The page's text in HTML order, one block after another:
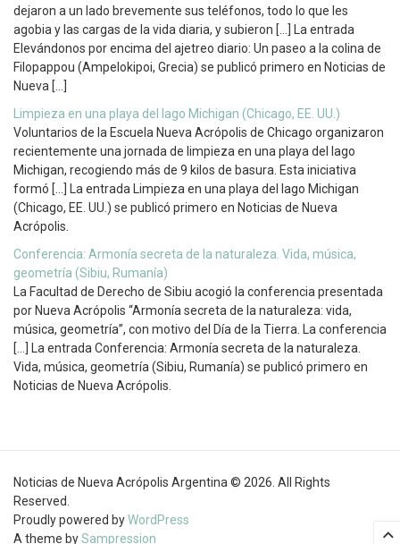
dejaron a un lado brevemente sus teléfonos, todo lo que les
agobia y las cargas de la vida diaria, y subieron […] La entrada
Elevándonos por encima del ajetreo diario: Un paseo a la colina de
Filopappou (Ampelokipoi, Grecia) se publicó primero en Noticias de
Nueva […]
Limpieza en una playa del lago Michigan (Chicago, EE. UU.)
Voluntarios de la Escuela Nueva Acrópolis de Chicago organizaron
recientemente una jornada de limpieza en una playa del lago
Michigan, recogiendo más de 9 kilos de basura. Esta iniciativa
formó […] La entrada Limpieza en una playa del lago Michigan
(Chicago, EE. UU.) se publicó primero en Noticias de Nueva
Acrópolis.
Conferencia: Armonía secreta de la naturaleza. Vida, música,
geometría (Sibiu, Rumanía)
La Facultad de Derecho de Sibiu acogió la conferencia presentada
por Nueva Acrópolis “Armonía secreta de la naturaleza: vida,
música, geometría”, con motivo del Día de la Tierra. La conferencia
[…] La entrada Conferencia: Armonía secreta de la naturaleza.
Vida, música, geometría (Sibiu, Rumanía) se publicó primero en
Noticias de Nueva Acrópolis.
Noticias de Nueva Acrópolis Argentina © 2026. All Rights
Reserved.
Proudly powered byWordPress
A theme bySampression